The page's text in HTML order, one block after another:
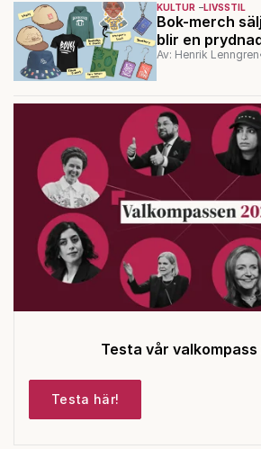
KULTUR LIVSSTIL
Bok-merch
blir en
Av: Henrik Lenngren
Testa vår
Testa här!